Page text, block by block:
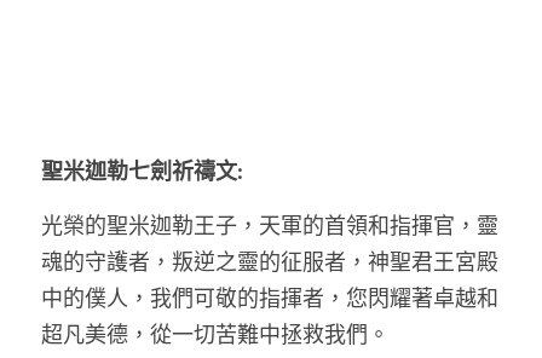
聖米迦勒七劍祈禱文:
光榮的聖米迦勒王子，天軍的首領和指揮官，靈
魂的守護者，叛逆之靈的征服者，神聖君王宮殿
中的僕人，我們可敬的指揮者，您閃耀著卓越和
超凡美德，從一切苦難中拯救我們。